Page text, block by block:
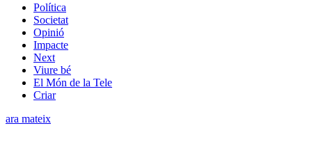
Política
Societat
Opinió
Impacte
Next
Viure bé
El Món de la Tele
Criar
ara mateix